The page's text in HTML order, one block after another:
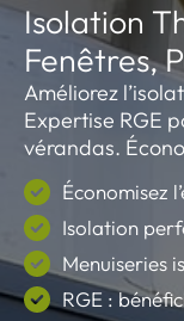
Isolation
Fenêtres,
Améliorez
Expertise RGE
vérandas.
Économisez
Isolation
Menuiseries
RGE :